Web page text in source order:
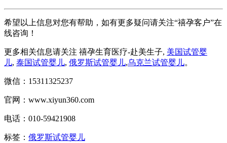
希望以上信息对您有帮助，如有更多疑问请关注“禧孕客户”在
线咨询！
更多相关信息请关注 禧孕生育医疗-赴美生子, 美国试管婴
儿, 泰国试管婴儿, 俄罗斯试管婴儿,乌克兰试管婴儿。
微信：15311325237
官网：www.xiyun360.com
电话：010-59421908
标签： 俄罗斯试管婴儿